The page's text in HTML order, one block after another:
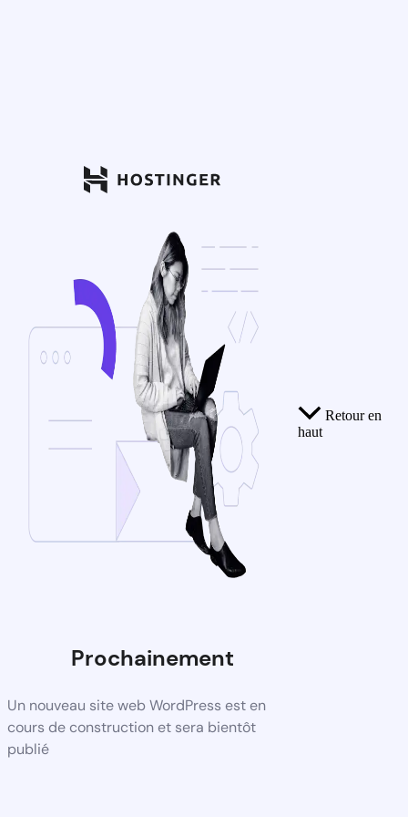
Prochainement
Un nouveau site web WordPress est en
cours de construction et sera bientôt
publié
Retour en
haut